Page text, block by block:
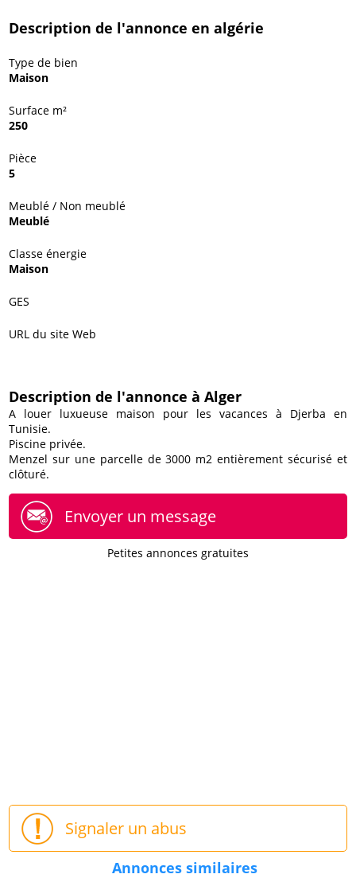
Description de l'annonce en algérie
Type de bien
Maison
Surface m²
250
Pièce
5
Meublé / Non meublé
Meublé
Classe énergie
Maison
GES
URL du site Web
Description de l'annonce à Alger
A louer luxueuse maison pour les vacances à Djerba en
Tunisie.
Piscine privée.
Menzel sur une parcelle de 3000 m2 entièrement sécurisé et
clôturé.
Envoyer un message
Petites annonces gratuites
Signaler un abus
Annonces similaires